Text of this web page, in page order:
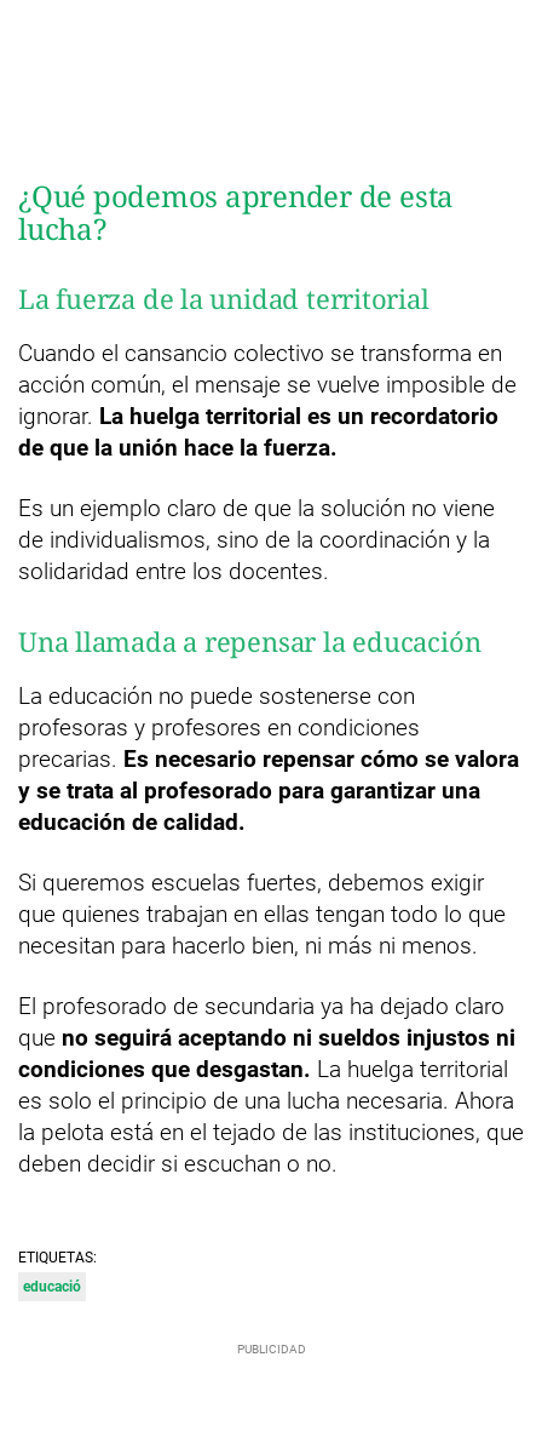
¿Qué podemos aprender de esta
lucha?
La fuerza de la unidad territorial
Cuando el cansancio colectivo se transforma en
acción común, el mensaje se vuelve imposible de
ignorar. La huelga territorial es un recordatorio
de que la unión hace la fuerza.
Es un ejemplo claro de que la solución no viene
de individualismos, sino de la coordinación y la
solidaridad entre los docentes.
Una llamada a repensar la educación
La educación no puede sostenerse con
profesoras y profesores en condiciones
precarias. Es necesario repensar cómo se valora
y se trata al profesorado para garantizar una
educación de calidad.
Si queremos escuelas fuertes, debemos exigir
que quienes trabajan en ellas tengan todo lo que
necesitan para hacerlo bien, ni más ni menos.
El profesorado de secundaria ya ha dejado claro
que no seguirá aceptando ni sueldos injustos ni
condiciones que desgastan. La huelga territorial
es solo el principio de una lucha necesaria. Ahora
la pelota está en el tejado de las instituciones, que
deben decidir si escuchan o no.
ETIQUETAS:
educació